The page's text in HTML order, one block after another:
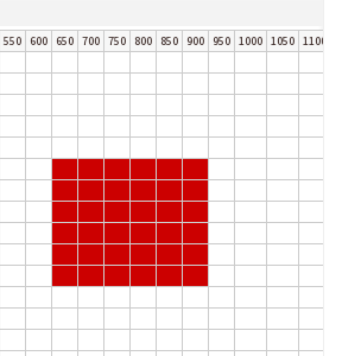
550 600 650 700 750 800 850 900 950 1000 1050 1100